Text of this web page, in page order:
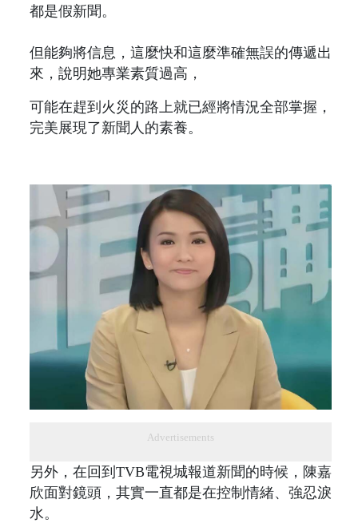
都是假新聞。
但能夠將信息，這麼快和這麼準確無誤的傳遞出
來，說明她專業素質過高，
可能在趕到火災的路上就已經將情況全部掌握，
完美展現了新聞人的素養。
Advertisements
另外，在回到TVB電視城報道新聞的時候，陳嘉
欣面對鏡頭，其實一直都是在控制情緒、強忍淚
水。